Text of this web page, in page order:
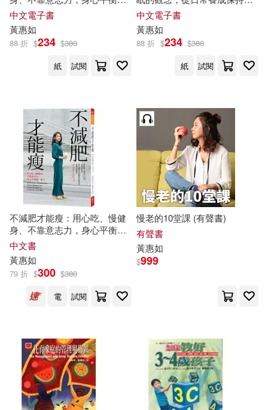
一輩子 (電子書)
中文電子書
黃惠如
88 折 $234 $380
紙
試閱
力不顯老的習慣 (電子書)
中文電子書
黃惠如
88 折 $234 $380
紙
試閱
不減肥才能瘦：用心吃、慢健
身、不靠意志力，身心平衡瘦
一輩子
中文書
黃惠如
79 折 $300 $380
電
試閱
慢老的10堂課 (有聲書)
有聲書
黃惠如
$999